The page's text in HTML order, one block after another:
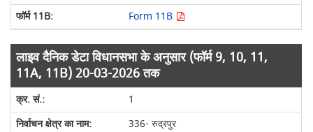
Form 11B
लाइव दैनिक डेटा विधानसभा के अनुसार (फॉर्म 9, 10, 11,
11A, 11B) 20-03-2026 तक
1
336- रुद्रपुर